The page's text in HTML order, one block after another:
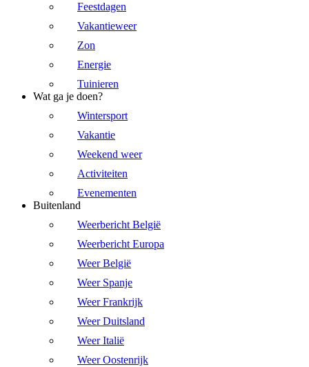
Feestdagen
Vakantieweer
Zon
Energie
Tuinieren
Wat ga je doen?
Wintersport
Vakantie
Weekend weer
Activiteiten
Evenementen
Buitenland
Weerbericht België
Weerbericht Europa
Weer België
Weer Spanje
Weer Frankrijk
Weer Duitsland
Weer Italië
Weer Oostenrijk